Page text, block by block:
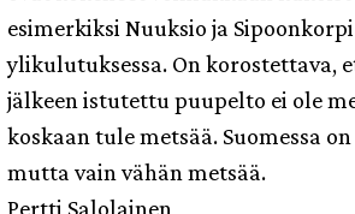
esimerkiksi Nuuksio ja
ylikulutuksessa. On korostettava,
jälkeen istutettu puupelto ei ole
koskaan tule metsää. Suomessa
mutta vain vähän metsää.
Pertti Salolainen